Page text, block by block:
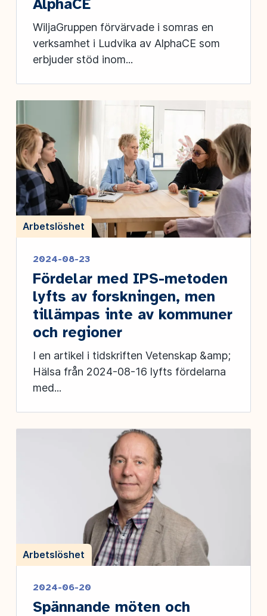
AlphaCE
WiljaGruppen förvärvade i somras en
verksamhet i Ludvika av AlphaCE som
erbjuder stöd inom...
Arbetslöshet
2024-08-23
Fördelar med IPS-metoden
lyfts av forskningen, men
tillämpas inte av kommuner
och regioner
I en artikel i tidskriften Vetenskap &amp;
Hälsa från 2024-08-16 lyfts fördelarna
med...
Arbetslöshet
2024-06-20
Spännande möten och